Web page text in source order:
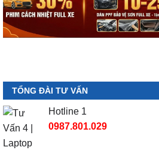
TỔNG ĐÀI TƯ VẤN
Hotline 1
0987.801.029